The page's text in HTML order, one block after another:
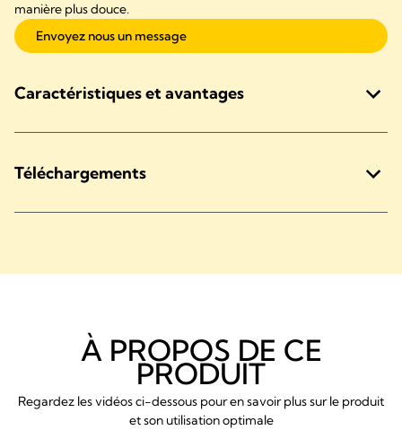
manière plus douce.
Envoyez nous un message
Caractéristiques et avantages
Téléchargements
À PROPOS DE CE
PRODUIT
Regardez les vidéos ci-dessous pour en savoir plus sur le produit
et son utilisation optimale